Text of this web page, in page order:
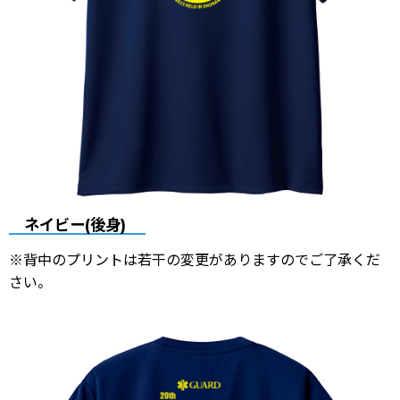
ネイビー(後身)
※背中のプリントは若干の変更がありますのでご了承くだ
さい。